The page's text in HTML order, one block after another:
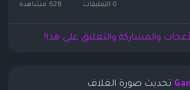
0 التعليقات
والمشاركة والتعليق على هذا!
تحديث صورة الغلاف